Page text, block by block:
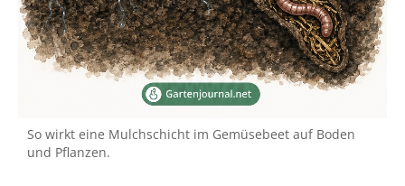
So wirkt eine Mulchschicht im Gemüsebeet auf Boden
und Pflanzen.